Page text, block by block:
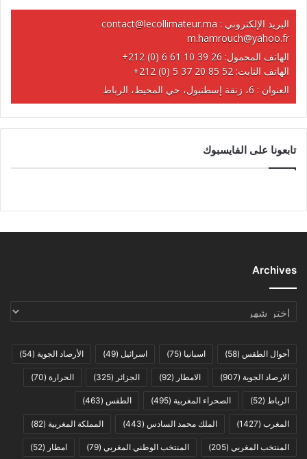
البريد الإلكتروني : contact@lecollimateur.ma
m.hamrouch@yahoo.fr
الهاتف المحمول: +212 (0) 6 61 10 39 26
الهاتف الثابت: +212 (0) 5 37 20 85 52
العنوان : 6، زنقة إسطنبول، حي المحيط، الرباط
تابعونا على الفايسبوك
Archives
Archives
أحوال الطقس (58) اسبانيا (75) اسرائيل (49) الأرصاد الجوية (54)
الارصاد الجوية (907) الامطار (92) الجزائر (325) الحرارة (70)
الرباط (52) الصحراء المغربية (495) الطقس (463)
المغرب (1427) الملك محمد السادس (443) المملكة المغربية (82)
المنتخب المغربي (205) المنتخب الوطني المغربي (79) امطار (52)